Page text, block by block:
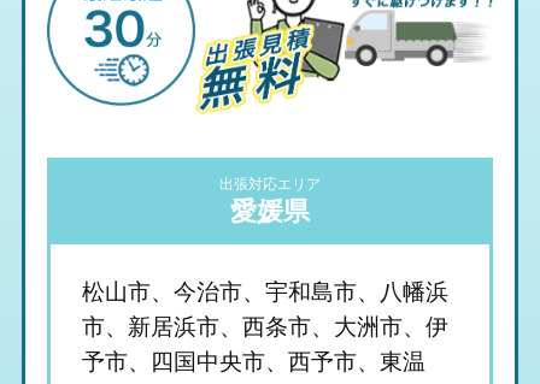
出張対応エリア
愛媛県
松山市、今治市、宇和島市、八幡浜
市、新居浜市、西条市、大洲市、伊
予市、四国中央市、西予市、東温